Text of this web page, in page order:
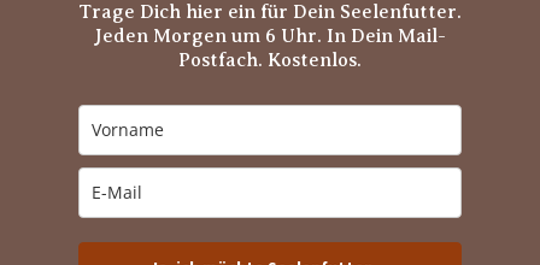
Trage Dich hier ein für Dein Seelenfutter.
Jeden Morgen um 6 Uhr. In Dein Mail-
Postfach. Kostenlos.